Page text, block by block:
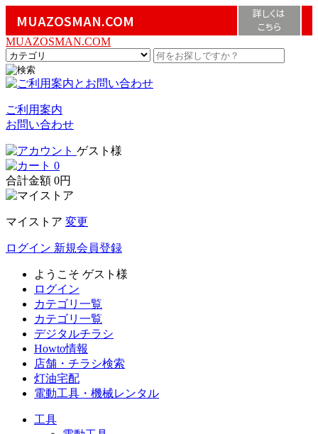
MUAZOSMAN.COM
詳しくは
こちら
MUAZOSMAN.COM
ご利用案内
お問い合わせ
ゲスト様
0
合計金額 0円
マイストア 変更
ログイン 新規会員登録
ようこそ ゲスト様
ログイン
カテゴリ一覧
カテゴリ一覧
デジタルチラシ
Howto情報
店舗・チラシ検索
灯油宅配
電動工具・機械レンタル
工具